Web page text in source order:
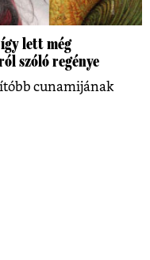
lett még
szóló regénye
cunamijának